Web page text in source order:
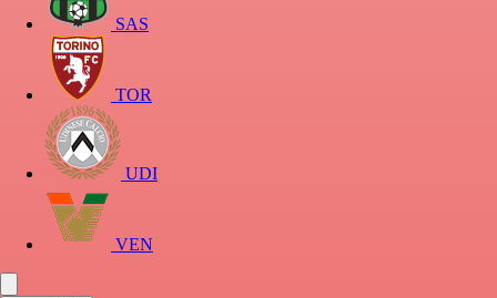
SAS
TOR
UDI
VEN